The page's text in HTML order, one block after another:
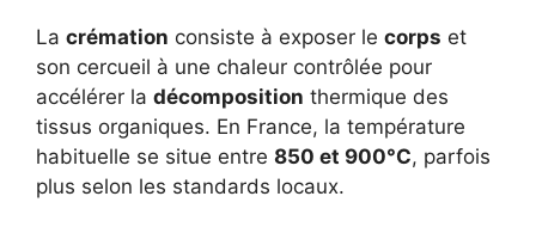
La crémation consiste à exposer le corps et
son cercueil à une chaleur contrôlée pour
accélérer la décomposition thermique des
tissus organiques. En France, la température
habituelle se situe entre 850 et 900°C, parfois
plus selon les standards locaux.